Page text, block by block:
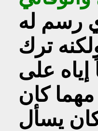
رسم له
ترك
إياه على
كان
يسأل